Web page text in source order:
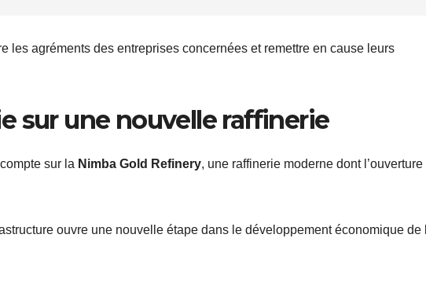
les agréments des entreprises concernées et remettre en cause leurs
sur une nouvelle raffinerie
sur la Nimba Gold Refinery, une raffinerie moderne dont l’ouverture
ouvre une nouvelle étape dans le développement économique de